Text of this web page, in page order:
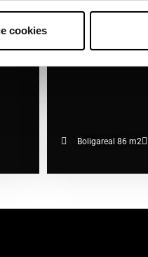
cookies
Boligareal 86 m2